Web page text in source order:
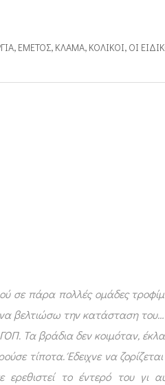
, ΕΜΕΤΌΣ, ΚΛΆΜΑ, ΚΟΛΙΚΟΊ, ΟΙ
σε πάρα πολλές ομάδες
βελτιώσω την κατάσταση του…
Τα βράδια δεν κοιμόταν,
τίποτα. Έδειχνε να
το έντερό του γι